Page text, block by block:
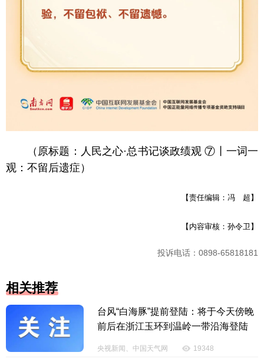
（原标题：人民之心·总书记谈政绩观 ⑦丨一词一
观：不留后遗症）
【责任编辑：冯 超】
【内容审核：孙令卫】
投诉电话：0898-65818181
相关推荐
台风“白海豚”提前登陆：将于今天傍晚
前后在浙江玉环到温岭一带沿海登陆
央视新闻、中国天气网 19348